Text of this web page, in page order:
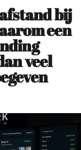
bij
een
veel